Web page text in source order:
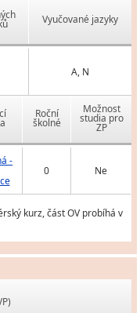
Vyučované jazyky
A, N
Roční
školné
Možnost
studia pro
ZP
-
0 Ne
kurz, část OV probíhá v